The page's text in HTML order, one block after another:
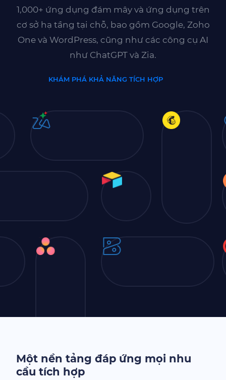
1,000+ ứng dụng đám mây và ứng dụng trên
cơ sở hạ tầng tại chỗ, bao gồm Google, Zoho
One và WordPress, cũng như các công cụ AI
như ChatGPT và Zia.
KHÁM PHÁ KHẢ NĂNG TÍCH HỢP
Một nền tảng đáp ứng mọi nhu
cầu tích hợp